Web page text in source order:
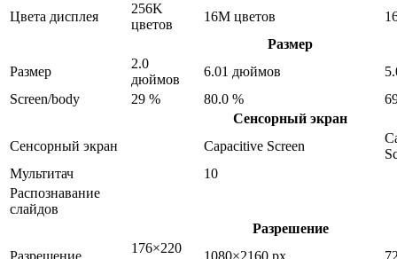
Цвета дисплея
256K
цветов
16M цветов
Размер
Размер
2.0
дюймов
6.01 дюймов
Screen/body
29 % 80.0 %
Сенсорный экран
Сенсорный экран
Capacitive Screen
Мультитач
10
Распознавание
слайдов
Разрешение
176×220